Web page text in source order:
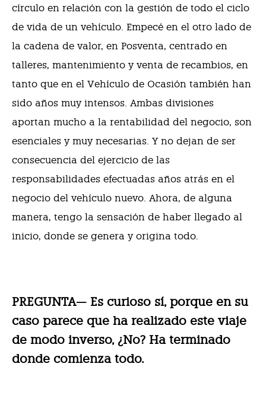
círculo en relación con la gestión de todo el ciclo
de vida de un vehículo. Empecé en el otro lado de
la cadena de valor, en Posventa, centrado en
talleres, mantenimiento y venta de recambios, en
tanto que en el Vehículo de Ocasión también han
sido años muy intensos. Ambas divisiones
aportan mucho a la rentabilidad del negocio, son
esenciales y muy necesarias. Y no dejan de ser
consecuencia del ejercicio de las
responsabilidades efectuadas años atrás en el
negocio del vehículo nuevo. Ahora, de alguna
manera, tengo la sensación de haber llegado al
inicio, donde se genera y origina todo.
PREGUNTA— Es curioso sí, porque en su
caso parece que ha realizado este viaje
de modo inverso, ¿No? Ha terminado
donde comienza todo.